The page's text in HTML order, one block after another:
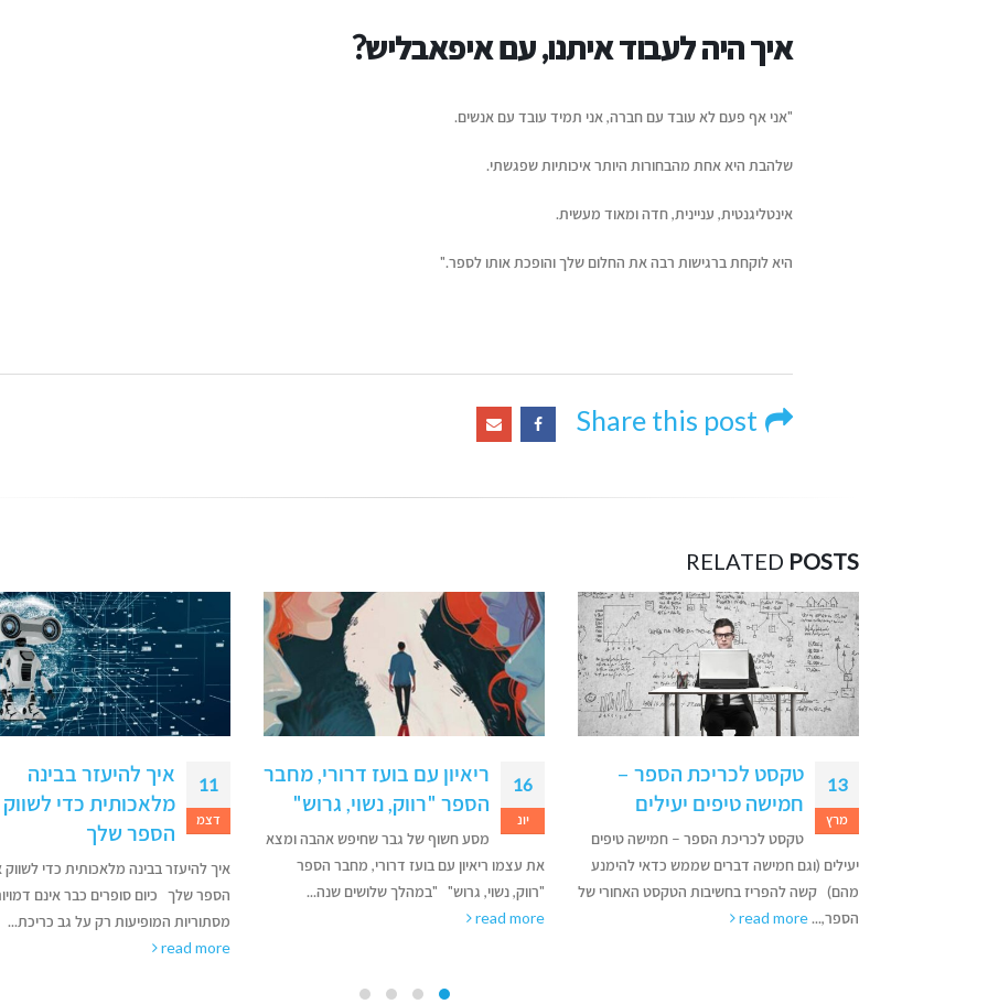
איך היה לעבוד איתנו, עם איפאבליש?
"אני אף פעם לא עובד עם חברה, אני תמיד עובד עם אנשים.
שלהבת היא אחת מהבחורות היותר איכותיות שפגשתי.
אינטליגנטית, עניינית, חדה ומאוד מעשית.
היא לוקחת ברגישות רבה את החלום שלך והופכת אותו לספר."
Share this post
RELATED POSTS
13
מרץ
טקסט לכריכת הספר –
חמישה טיפים יעילים
טקסט לכריכת הספר – חמישה טיפים
יעילים (וגם חמישה דברים שממש כדאי להימנע
מהם) קשה להפריז בחשיבות הטקסט האחורי של
הספר,... read more
16
יונ
ריאיון עם בועז דרורי, מחבר
הספר "רווק, נשוי, גרוש"
מסע חשוף של גבר שחיפש אהבה ומצא
את עצמו ריאיון עם בועז דרורי, מחבר הספר
"רווק, נשוי, גרוש" "במהלך שלושים שנה...
read more
11
דצמ
איך להיעזר בבינה
מלאכותית כדי
הספר שלך
איך להיעזר בבינה מלאכותית כדי
הספר שלך כיום סופרים כבר אינם
מסתוריות המופיעות רק על גב כריכת...
read more